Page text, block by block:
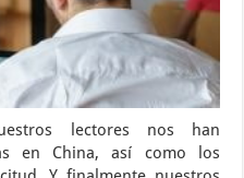
lectores nos han
en China, así como los